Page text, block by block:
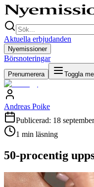
Aktuella erbjudanden
Nyemissioner
Börsnoteringar
Prenumerera Toggla
Andreas Poike
Publicerad: 18
1 min läsning
50-procentig